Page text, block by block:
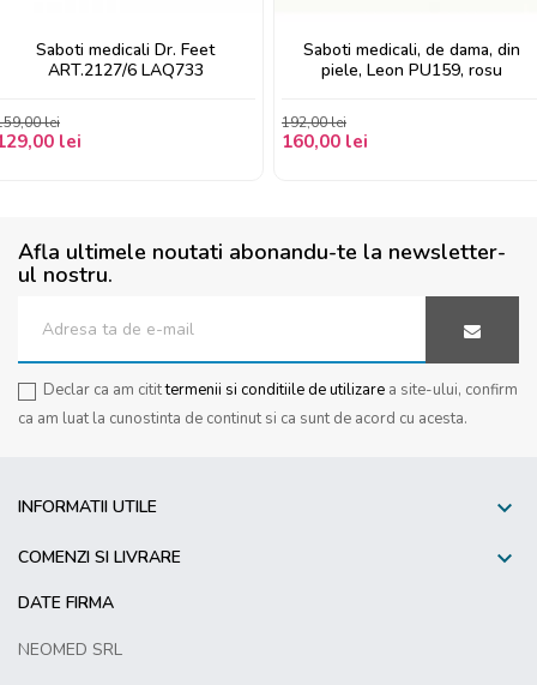
Saboti medicali Dr. Feet
ART.2127/6 LAQ733
lei
lei
Saboti medicali, de dama, din
piele, Leon PU159, rosu
192,00 lei
160,00 lei
Afla ultimele noutati abonandu-te la newsletter-
ul nostru.
Declar ca am citittermenii si conditiile de utilizare a site-ului, confirm
ca am luat la cunostinta de continut si ca sunt de acord cu acesta.
INFORMATII UTILE 
COMENZI SI LIVRARE 
DATE FIRMA
NEOMED SRL